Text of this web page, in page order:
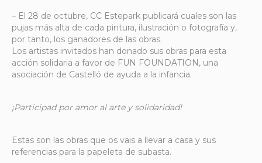
– El 28 de octubre, CC Estepark publicará cuales son las
pujas más alta de cada pintura, ilustración o fotografía y,
por tanto, los ganadores de las obras.
Los artistas invitados han donado sus obras para esta
acción solidaria a favor de FUN FOUNDATION, una
asociación de Castelló de ayuda a la infancia.
¡Participad por amor al arte y solidaridad!
Estas son las obras que os vais a llevar a casa y sus
referencias para la papeleta de subasta.